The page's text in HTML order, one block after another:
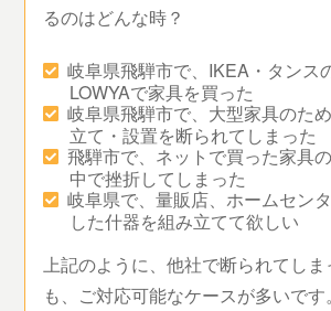
るのはどんな時？
岐阜県飛騨市で、IKEA・タンス
LOWYAで家具を買った
岐阜県飛騨市で、大型家具のた
立て・設置を断られてしまった
飛騨市で、ネットで買った家具
中で挫折してしまった
岐阜県で、量販店、ホームセン
した什器を組み立てて欲しい
上記のように、他社で断られてし
も、ご対応可能なケースが多いで